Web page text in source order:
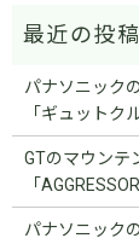
パナソニック
「ギュットク
GTのマウンテ
「
パナソニック